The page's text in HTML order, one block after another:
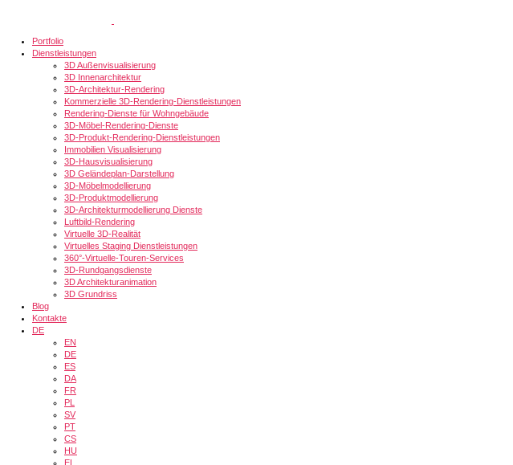
Portfolio
Dienstleistungen
3D Außenvisualisierung
3D Innenarchitektur
3D-Architektur-Rendering
Kommerzielle 3D-Rendering-Dienstleistungen
Rendering-Dienste für Wohngebäude
3D-Möbel-Rendering-Dienste
3D-Produkt-Rendering-Dienstleistungen
Immobilien Visualisierung
3D-Hausvisualisierung
3D Geländeplan-Darstellung
3D-Möbelmodellierung
3D-Produktmodellierung
3D-Architekturmodellierung Dienste
Luftbild-Rendering
Virtuelle 3D-Realität
Virtuelles Staging Dienstleistungen
360°-Virtuelle-Touren-Services
3D-Rundgangsdienste
3D Architekturanimation
3D Grundriss
Blog
Kontakte
DE
EN
DE
ES
DA
FR
PL
SV
PT
CS
HU
EL